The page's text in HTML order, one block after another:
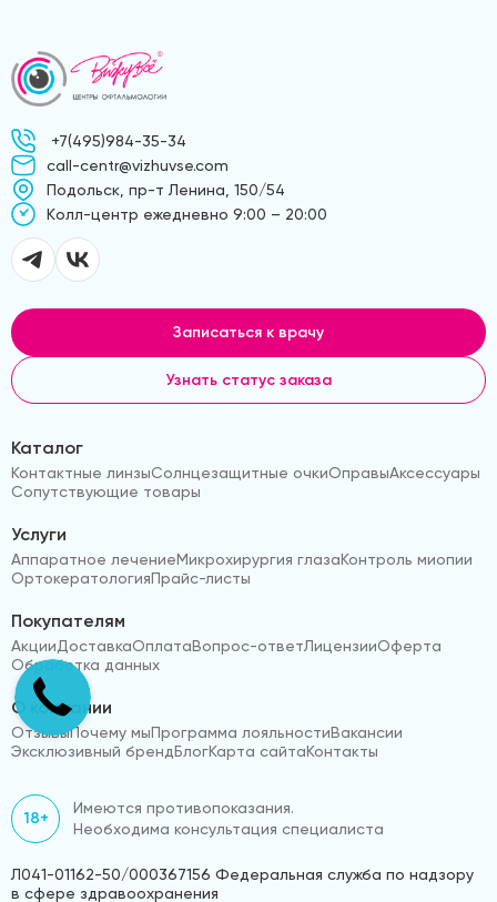
+7(495)984-35-34
call-centr@vizhuvse.com
Подольск, пр-т Ленина, 150/54
Kолл-центр ежедневно 9:00 – 20:00
Записаться к врачу
Узнать статус заказа
Каталог
Контактные линзыСолнцезащитные очкиОправыАксессуары
Сопутствующие товары
Услуги
Аппаратное лечениеМикрохирургия глазаКонтроль миопии
ОртокератологияПрайс-листы
Покупателям
АкцииДоставкаОплатаВопрос-ответЛицензииОферта
Обработка данных
О компании
ОтзывыПочему мыПрограмма лояльностиВакансии
Эксклюзивный брендБлогКарта сайтаКонтакты
18+
Имеются противопоказания.
Необходима консультация специалиста
Л041-01162-50/000367156 Федеральная служба по надзору
в сфере здравоохранения